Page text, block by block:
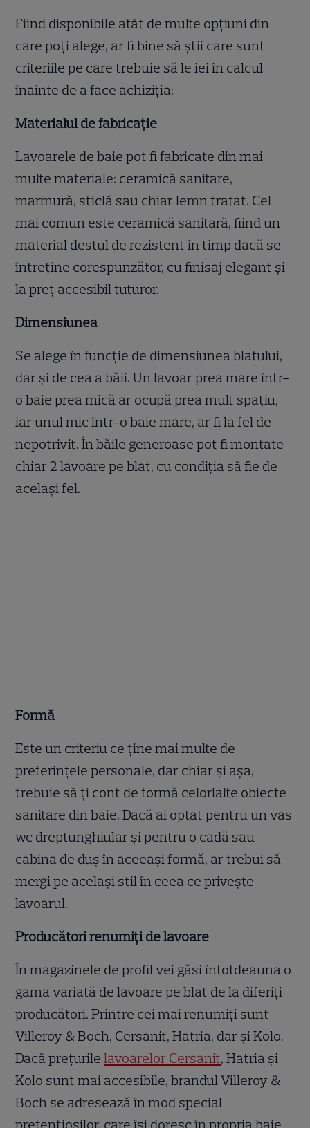
Fiind disponibile atât de multe opțiuni din
care poți alege, ar fi bine să știi care sunt
criteriile pe care trebuie să le iei în calcul
înainte de a face achiziția:
Materialul de fabricație
Lavoarele de baie pot fi fabricate din mai
multe materiale: ceramică sanitare,
marmură, sticlă sau chiar lemn tratat. Cel
mai comun este ceramică sanitară, fiind un
material destul de rezistent în timp dacă se
întreține corespunzător, cu finisaj elegant și
la preț accesibil tuturor.
Dimensiunea
Se alege în funcție de dimensiunea blatului,
dar și de cea a băii. Un lavoar prea mare într-
o baie prea mică ar ocupă prea mult spațiu,
iar unul mic într-o baie mare, ar fi la fel de
nepotrivit. În băile generoase pot fi montate
chiar 2 lavoare pe blat, cu condiția să fie de
același fel.
Formă
Este un criteriu ce ține mai multe de
preferințele personale, dar chiar și așa,
trebuie să ți cont de formă celorlalte obiecte
sanitare din baie. Dacă ai optat pentru un vas
wc dreptunghiular și pentru o cadă sau
cabina de duș în aceeași formă, ar trebui să
mergi pe același stil în ceea ce privește
lavoarul.
Producători renumiți de lavoare
În magazinele de profil vei găsi întotdeauna o
gama variată de lavoare pe blat de la diferiți
producători. Printre cei mai renumiți sunt
Villeroy & Boch, Cersanit, Hatria, dar și Kolo.
Dacă prețurilelavoarelor Cersanit, Hatria și
Kolo sunt mai accesibile, brandul Villeroy &
Boch se adresează în mod special
pretentiosilor, care își doresc în propria baie